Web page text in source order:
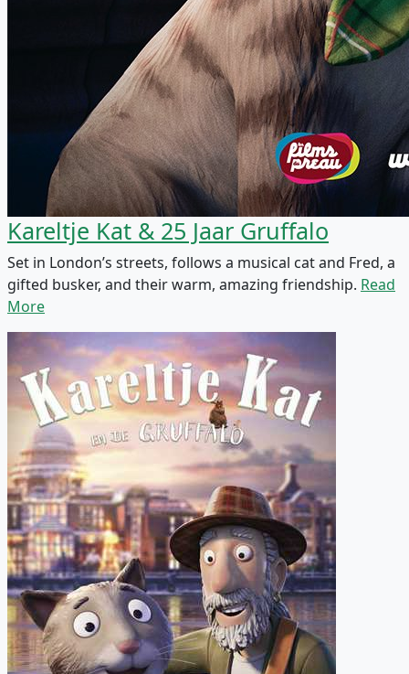
Kareltje Kat & 25 Jaar Gruffalo
Set in London’s streets, follows a musical cat and Fred, a
gifted busker, and their warm, amazing friendship. Read
More